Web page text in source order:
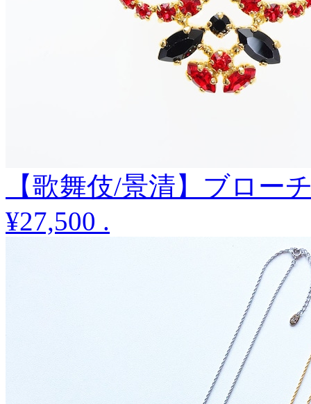
【歌舞伎/景清】ブロー
¥27,500 .